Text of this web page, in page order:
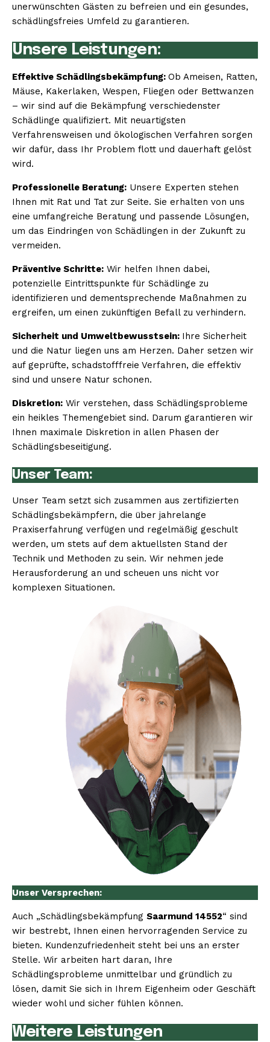
unerwünschten Gästen zu befreien und ein gesundes,
schädlingsfreies Umfeld zu garantieren.
Unsere Leistungen:
Effektive Schädlingsbekämpfung: Ob Ameisen, Ratten,
Mäuse, Kakerlaken, Wespen, Fliegen oder Bettwanzen
– wir sind auf die Bekämpfung verschiedenster
Schädlinge qualifiziert. Mit neuartigsten
Verfahrensweisen und ökologischen Verfahren sorgen
wir dafür, dass Ihr Problem flott und dauerhaft gelöst
wird.
Professionelle Beratung: Unsere Experten stehen
Ihnen mit Rat und Tat zur Seite. Sie erhalten von uns
eine umfangreiche Beratung und passende Lösungen,
um das Eindringen von Schädlingen in der Zukunft zu
vermeiden.
Präventive Schritte: Wir helfen Ihnen dabei,
potenzielle Eintrittspunkte für Schädlinge zu
identifizieren und dementsprechende Maßnahmen zu
ergreifen, um einen zukünftigen Befall zu verhindern.
Sicherheit und Umweltbewusstsein: Ihre Sicherheit
und die Natur liegen uns am Herzen. Daher setzen wir
auf geprüfte, schadstofffreie Verfahren, die effektiv
sind und unsere Natur schonen.
Diskretion: Wir verstehen, dass Schädlingsprobleme
ein heikles Themengebiet sind. Darum garantieren wir
Ihnen maximale Diskretion in allen Phasen der
Schädlingsbeseitigung.
Unser Team:
Unser Team setzt sich zusammen aus zertifizierten
Schädlingsbekämpfern, die über jahrelange
Praxiserfahrung verfügen und regelmäßig geschult
werden, um stets auf dem aktuellsten Stand der
Technik und Methoden zu sein. Wir nehmen jede
Herausforderung an und scheuen uns nicht vor
komplexen Situationen.
Unser Versprechen:
Auch „Schädlingsbekämpfung Saarmund 14552“ sind
wir bestrebt, Ihnen einen hervorragenden Service zu
bieten. Kundenzufriedenheit steht bei uns an erster
Stelle. Wir arbeiten hart daran, Ihre
Schädlingsprobleme unmittelbar und gründlich zu
lösen, damit Sie sich in Ihrem Eigenheim oder Geschäft
wieder wohl und sicher fühlen können.
Weitere Leistungen